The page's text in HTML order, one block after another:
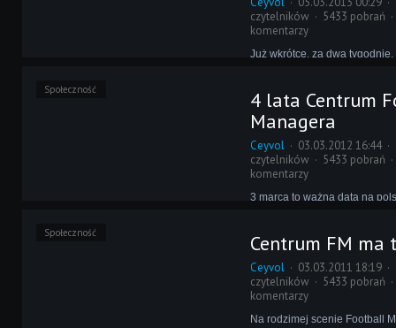
czytelników
5433 pobrań
komentarzy
Już wkrótce, za dwa
teraz, może zajrzeć na
okazji piątej rocznicy
użytkownikom specjalne
Społeczność
4 lata Centrum
Managera
Ceyvol 03.03.2012 16:44
czytelników
5433 pobrań
komentarzy
3 marca to ważna data na
może poszczycić się
działalności. Wszystkiego
Społeczność Centrum FM ma
Ceyvol 03.03.2011 18:19
czytelników
5433 pobrań
komentarzy
Na rodzimej scenie Football